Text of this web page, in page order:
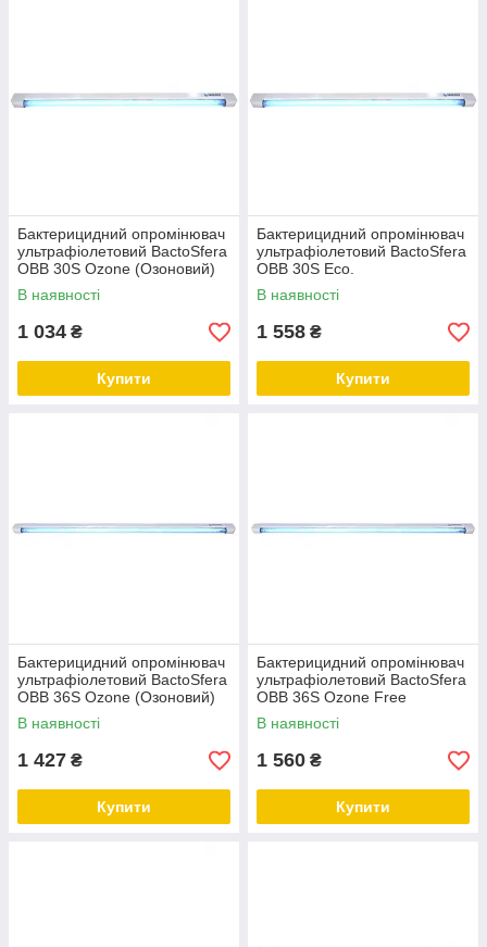
Бактерицидний опромінювач
ультрафіолетовий BactoSfera
OBB 30S Ozone (Озоновий)
В наявності
1 034 ₴
Купити
Бактерицидний опромінювач
ультрафіолетовий BactoSfera
OBB 30S Eco.
В наявності
1 558 ₴
Купити
Бактерицидний опромінювач
ультрафіолетовий BactoSfera
OBB 36S Ozone (Озоновий)
В наявності
1 427 ₴
Купити
Бактерицидний опромінювач
ультрафіолетовий BactoSfera
OBB 36S Ozone Free
(Безозоновий)
В наявності
1 560 ₴
Купити